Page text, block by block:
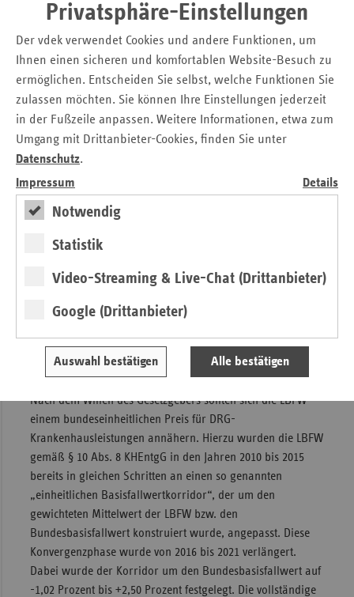
Privatsphäre-Einstellungen
Der vdek verwendet Cookies und andere Funktionen, um
Ihnen einen sicheren und komfortablen Website-Besuch zu
ermöglichen. Entscheiden Sie selbst, welche Funktionen Sie
zulassen möchten. Sie können Ihre Einstellungen jederzeit
in der Fußzeile anpassen. Weitere Informationen, etwa zum
Umgang mit Drittanbieter-Cookies, finden Sie unter
Datenschutz.
Impressum
Details
Notwendig
Statistik
Video-Streaming & Live-Chat (Drittanbieter)
Google (Drittanbieter)
Auswahl bestätigen Alle bestätigen
Bundesschiedsstelle.
Mit dem Gesetz zur Beseitigung sozialer Überforderung bei
Beitragsschulden in der Krankenversicherung, das zum
01.08.2013 in Kraft getreten ist, wurde ebenfalls die
Systematik verändert für den Fall, dass der ermittelte
Orientierungswert niedriger als die Veränderungsrate liegt.
Die ursprüngliche Regelung, dass dann der
Orientierungswert zum Veränderungswert wird, wurde
nicht unterschritten werden kann. Liegt der
Orientierungswert also unterhalb der Veränderungsrate
die Veränderungsrate ist zwischen 2013 und 2020 jedes Jahr
Orientierungswert die Veränderungsrate hingegen. Auch
Höhe von 4,22 Prozent.
Nach dem Willen des Gesetzgebers sollten sich die LBFW
einem bundeseinheitlichen Preis für DRG-
Krankenhausleistungen annähern. Hierzu wurden die LBFW
gemäß § 10 Abs. 8 KHEntgG in den Jahren 2010 bis 2015
bereits in gleichen Schritten an einen so genannten
„einheitlichen Basisfallwertkorridor“, der um den
gewichteten Mittelwert der LBFW bzw. den
Bundesbasisfallwert konstruiert wurde, angepasst. Diese
Konvergenzphase wurde von 2016 bis 2021 verlängert.
Dabei wurde der Korridor um den Bundesbasisfallwert auf
-1,02 Prozent bis +2,50 Prozent festgelegt. Die vollständige